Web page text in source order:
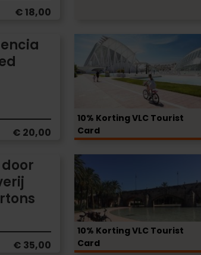
€ 18,00
Valencia
€ 20,00
10% Korting VLC Tourist
Card
Entreekaart
voor
het
volledige
van
de
Stad
van
Kunsten
Wetenschappen
€ 35,00
10% Korting VLC Tourist
Card
Fietstocht
van
Oude
Stad
naar
Moderne